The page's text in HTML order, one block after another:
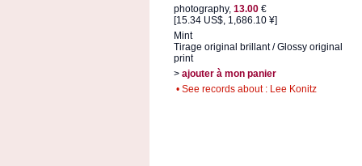
photography, 13.00 €
[15.34 US$, 1,686.10 ¥]
Mint
Tirage original brillant / Glossy original
print
> ajouter à mon panier
• See records about : Lee Konitz